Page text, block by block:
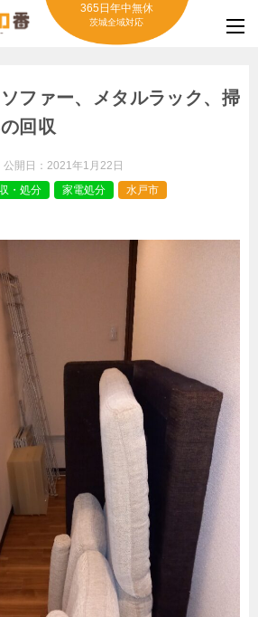
365日年中無休
茨城全域対応
ソファー、メタルラック、掃
回収
公開日： 2021年1月22日
・処分 家電処分 水戸市